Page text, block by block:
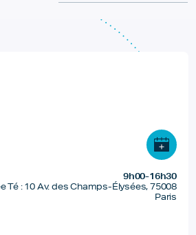
9h00-16h30
Té : 10 Av. des Champs-Élysées, 75008
Paris